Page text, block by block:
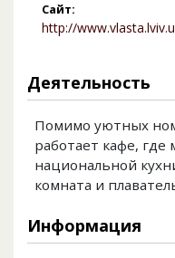
Сайт:
http://
Деятельность
Помимо уютных
работает кафе,
национальной
комната и
Информация